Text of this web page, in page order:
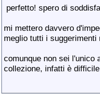
perfetto! spero di
mi mettero davvero
meglio tutti i
comunque non sei l'unico
collezione, infatti è